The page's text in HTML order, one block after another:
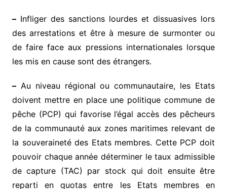
–Infliger des sanctions lourdes et dissuasives lors
des arrestations et être à mesure de surmonter ou
de faire face aux pressions internationales lorsque
les mis en cause sont des étrangers.
–Au niveau régional ou communautaire, les Etats
doivent mettre en place une politique commune de
pêche (PCP) qui favorise l’égal accès des pêcheurs
de la communauté aux zones maritimes relevant de
la souveraineté des Etats membres. Cette PCP doit
pouvoir chaque année déterminer le taux admissible
de capture (TAC) par stock qui doit ensuite être
reparti en quotas entre les Etats membres en